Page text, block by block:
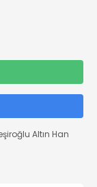
Altın Han